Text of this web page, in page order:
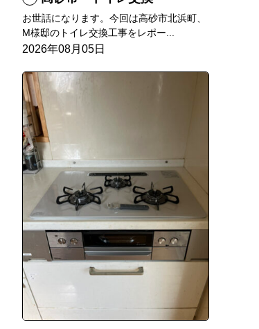
お世話になります。今回は高砂市北浜町、
M様邸のトイレ交換工事をレポー...
2026年08月05日